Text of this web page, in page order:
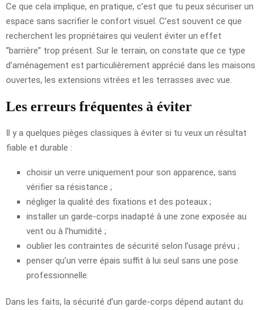
Ce que cela implique, en pratique, c’est que tu peux sécuriser un
espace sans sacrifier le confort visuel. C’est souvent ce que
recherchent les propriétaires qui veulent éviter un effet
“barrière” trop présent. Sur le terrain, on constate que ce type
d’aménagement est particulièrement apprécié dans les maisons
ouvertes, les extensions vitrées et les terrasses avec vue.
Les erreurs fréquentes à éviter
Il y a quelques pièges classiques à éviter si tu veux un résultat
fiable et durable :
choisir un verre uniquement pour son apparence, sans
vérifier sa résistance ;
négliger la qualité des fixations et des poteaux ;
installer un garde-corps inadapté à une zone exposée au
vent ou à l’humidité ;
oublier les contraintes de sécurité selon l’usage prévu ;
penser qu’un verre épais suffit à lui seul sans une pose
professionnelle.
Dans les faits, la sécurité d’un garde-corps dépend autant du